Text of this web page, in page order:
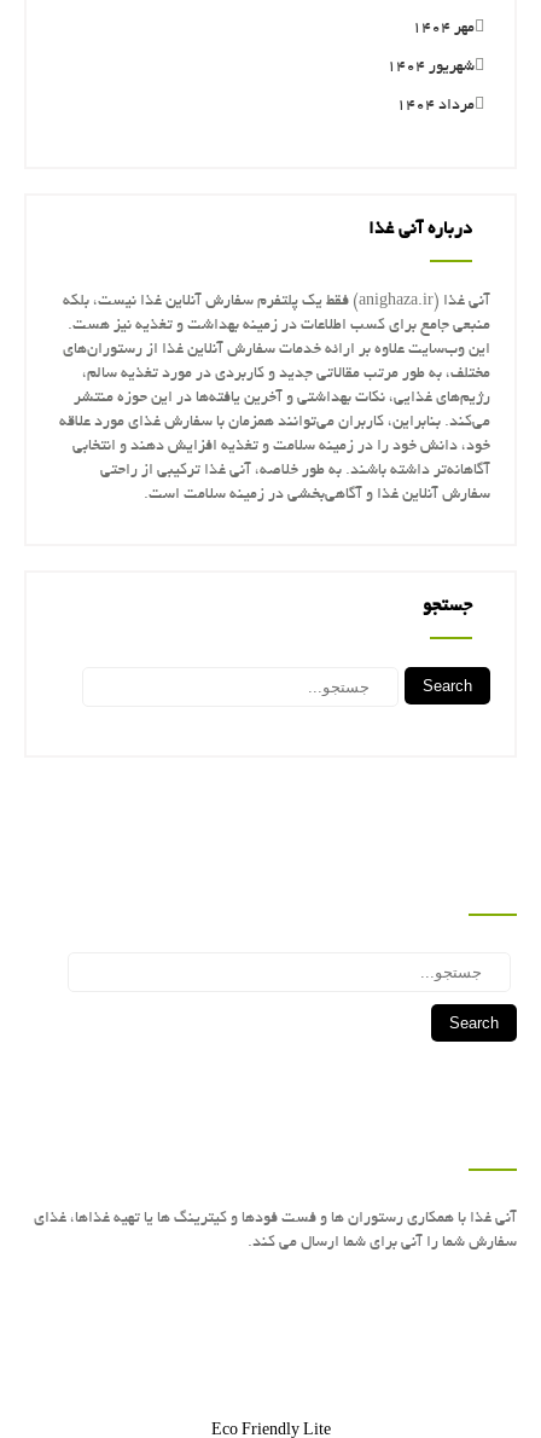
مهر ۱۴۰۴
شهریور ۱۴۰۴
مرداد ۱۴۰۴
درباره آنی غذا
آنی غذا (anighaza.ir) فقط یک پلتفرم سفارش آنلاین غذا نیست، بلکه
منبعی جامع برای کسب اطلاعات در زمینه بهداشت و تغذیه نیز هست.
این وب‌سایت علاوه بر ارائه خدمات سفارش آنلاین غذا از رستوران‌های
مختلف، به طور مرتب مقالاتی جدید و کاربردی در مورد تغذیه سالم،
رژیم‌های غذایی، نکات بهداشتی و آخرین یافته‌ها در این حوزه منتشر
می‌کند. بنابراین، کاربران می‌توانند همزمان با سفارش غذای مورد علاقه
خود، دانش خود را در زمینه سلامت و تغذیه افزایش دهند و انتخابی
آگاهانه‌تر داشته باشند. به طور خلاصه، آنی غذا ترکیبی از راحتی
سفارش آنلاین غذا و آگاهی‌بخشی در زمینه سلامت است.
جستجو
Search
آنی غذا با همكاری رستوران ها و فست فودها و كیترینگ ها یا تهیه غذاها، غذای
سفارش شما را آنی برای شما ارسال می كند.
Eco Friendly Lite